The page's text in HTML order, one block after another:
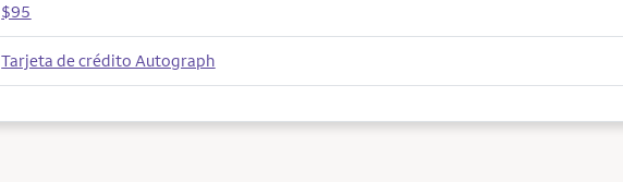
$95
Tarjeta de crédito Autograph